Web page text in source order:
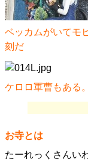
ベッカムがいてモ
刻だ
ケロロ軍曹もある
お寺とは
たーれっくさんい